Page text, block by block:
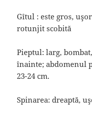
Gîtul : este gros,
rotunjit scobită
Pieptul: larg,
înainte; abdomenul
23-24 cm.
Spinarea: dreaptă,